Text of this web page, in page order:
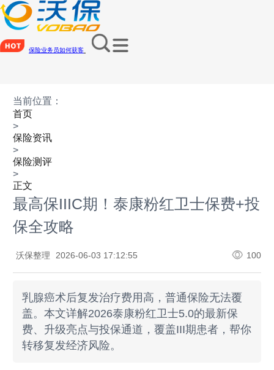
保险业务员如何获客
当前位置：
首页
>
保险资讯
>
保险测评
>
正文
最高保IIIC期！泰康粉红卫士保费+投
保全攻略
沃保整理 2026-06-03 17:12:55 100
乳腺癌术后复发治疗费用高，普通保险无法覆
盖。本文详解2026泰康粉红卫士5.0的最新保
费、升级亮点与投保通道，覆盖III期患者，帮你
转移复发经济风险。